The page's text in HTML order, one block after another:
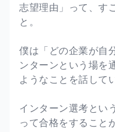
志望理由」って、す
と。
僕は「どの企業が自
ンターンという場を
ようなことを話して
インターン選考とい
って合格をすること